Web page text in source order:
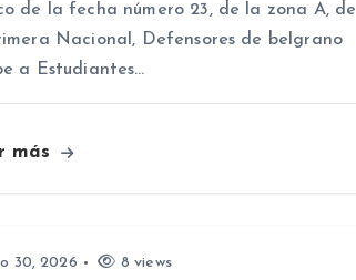
de la fecha número 23, de la zona A, de
Nacional, Defensores de belgrano
a Estudiantes…
más
30, 2026 8 views